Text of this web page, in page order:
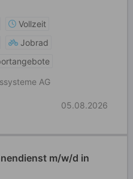
Vollzeit
Jobrad
AG
05.08.2026
m/w/d in